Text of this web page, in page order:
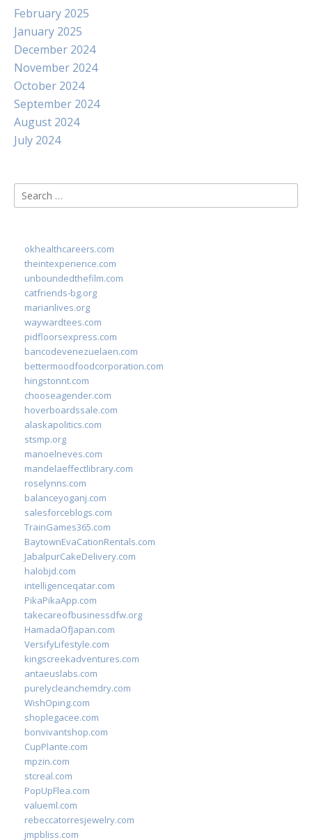
February 2025
January 2025
December 2024
November 2024
October 2024
September 2024
August 2024
July 2024
Search
for:
okhealthcareers.com
theintexperience.com
unboundedthefilm.com
catfriends-bg.org
marianlives.org
waywardtees.com
pidfloorsexpress.com
bancodevenezuelaen.com
bettermoodfoodcorporation.com
hingstonnt.com
chooseagender.com
hoverboardssale.com
alaskapolitics.com
stsmp.org
manoelneves.com
mandelaeffectlibrary.com
roselynns.com
balanceyoganj.com
salesforceblogs.com
TrainGames365.com
BaytownEvaCationRentals.com
JabalpurCakeDelivery.com
halobjd.com
intelligenceqatar.com
PikaPikaApp.com
takecareofbusinessdfw.org
HamadaOfJapan.com
VersifyLifestyle.com
kingscreekadventures.com
antaeuslabs.com
purelycleanchemdry.com
WishOping.com
shoplegacee.com
bonvivantshop.com
CupPlante.com
mpzin.com
stcreal.com
PopUpFlea.com
valueml.com
rebeccatorresjewelry.com
jmpbliss.com